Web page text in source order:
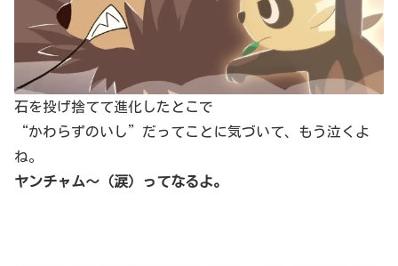
石を投げ捨てて進化したとこで
“かわらずのいし”だってことに気づいて、もう泣くよ
ね。
ヤンチャム～（涙）ってなるよ。